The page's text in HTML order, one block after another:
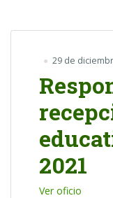
29 de
2021
Ver oficio